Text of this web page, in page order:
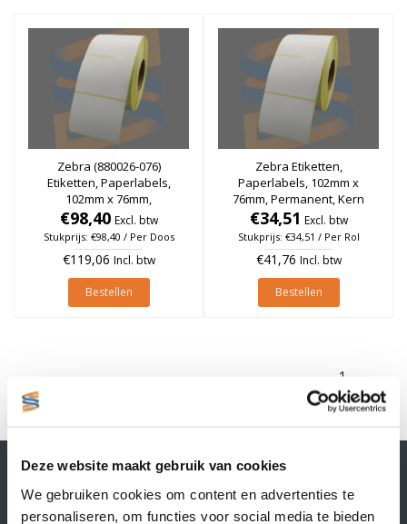
Deze website maakt gebruik van cookies
We gebruiken cookies om content en advertenties te
personaliseren, om functies voor social media te bieden
Zebra (880026-076)
Etiketten, Paperlabels,
102mm x 76mm,
Permanent, Kern 76mm, rol
à 1.890 stuks (Per doos)
€98,40 Excl. btw
Stukprijs: €98,40 / Per Doos
€119,06 Incl. btw
Bestellen
Zebra Etiketten,
Paperlabels, 102mm x
76mm, Permanent, Kern
76mm, rol à 2.238 stuks
€34,51 Excl. btw
Stukprijs: €34,51 / Per Rol
€41,76 Incl. btw
Bestellen
1
Contactgegevens
Supply Service B.V.
Nijverheidsstraat 25-K